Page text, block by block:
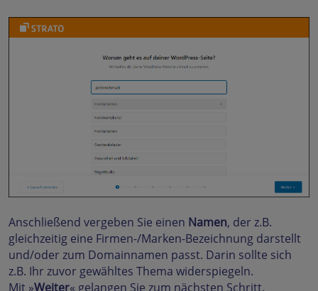
Anschließend vergeben Sie einen Namen, der z.B.
gleichzeitig eine Firmen-/Marken-Bezeichnung darstellt
und/oder zum Domainnamen passt. Darin sollte sich
z.B. Ihr zuvor gewähltes Thema widerspiegeln.
Mit »Weiter« gelangen Sie zum nächsten Schritt.